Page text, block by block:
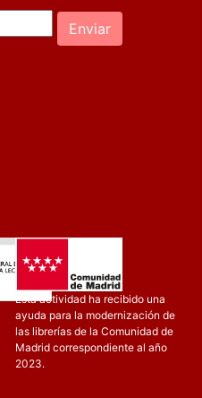
Enviar
Esta actividad ha recibido una
ayuda para la modernización de
las librerías de la Comunidad de
Madrid correspondiente al año
2023.